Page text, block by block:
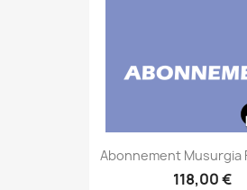
Abonnement Musurgia
118,00 €